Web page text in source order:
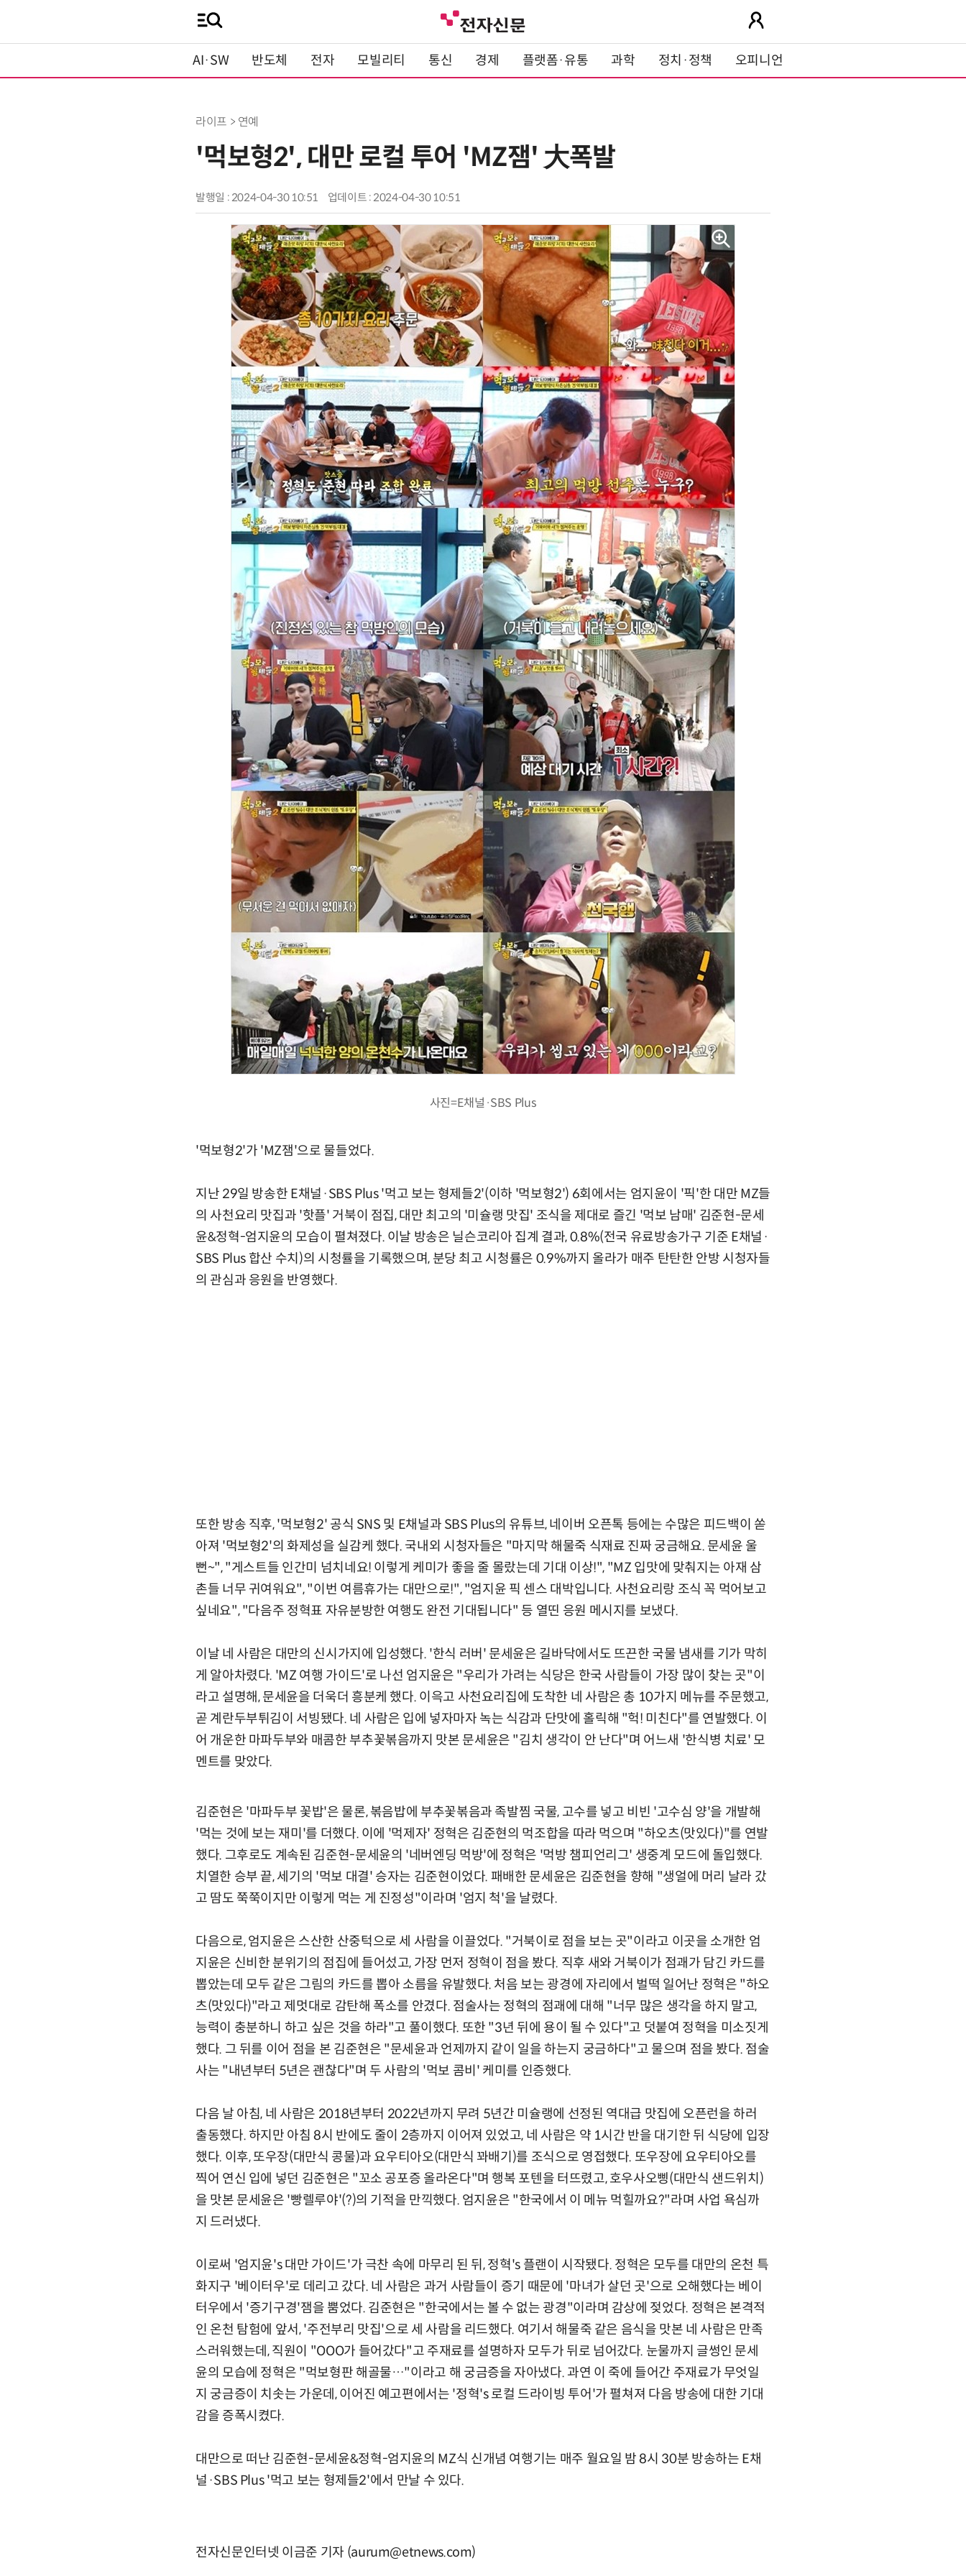
AI·SW 반도체 전자 모빌리티 통신 경제 플랫폼·유통 과학 정치·정책 오피니언
라이프 > 연예
'먹보형2', 대만 로컬 투어 'MZ잼' 大폭발
발행일 : 2024-04-30 10:51 업데이트 : 2024-04-30 10:51
사진=E채널·SBS Plus
'먹보형2'가 'MZ잼'으로 물들었다.
지난 29일 방송한 E채널·SBS Plus '먹고 보는 형제들2'(이하 '먹보형2') 6회에서는 엄지윤이 '픽'한 대만 MZ들
의 사천요리 맛집과 '핫플' 거북이 점집, 대만 최고의 '미슐랭 맛집' 조식을 제대로 즐긴 '먹보 남매' 김준현-문세
윤&정혁-엄지윤의 모습이 펼쳐졌다. 이날 방송은 닐슨코리아 집계 결과, 0.8%(전국 유료방송가구 기준 E채널·
SBS Plus 합산 수치)의 시청률을 기록했으며, 분당 최고 시청률은 0.9%까지 올라가 매주 탄탄한 안방 시청자들
의 관심과 응원을 반영했다.
또한 방송 직후, '먹보형2' 공식 SNS 및 E채널과 SBS Plus의 유튜브, 네이버 오픈톡 등에는 수많은 피드백이 쏟
아져 '먹보형2'의 화제성을 실감케 했다. 국내외 시청자들은 "마지막 해물죽 식재료 진짜 궁금해요. 문세윤 울
뻔~", "게스트들 인간미 넘치네요! 이렇게 케미가 좋을 줄 몰랐는데 기대 이상!", "MZ 입맛에 맞춰지는 아재 삼
촌들 너무 귀여워요", "이번 여름휴가는 대만으로!", "엄지윤 픽 센스 대박입니다. 사천요리랑 조식 꼭 먹어보고
싶네요", "다음주 정혁표 자유분방한 여행도 완전 기대됩니다" 등 열띤 응원 메시지를 보냈다.
이날 네 사람은 대만의 신시가지에 입성했다. '한식 러버' 문세윤은 길바닥에서도 뜨끈한 국물 냄새를 기가 막히
게 알아차렸다. 'MZ 여행 가이드'로 나선 엄지윤은 "우리가 가려는 식당은 한국 사람들이 가장 많이 찾는 곳"이
라고 설명해, 문세윤을 더욱더 흥분케 했다. 이윽고 사천요리집에 도착한 네 사람은 총 10가지 메뉴를 주문했고,
곧 계란두부튀김이 서빙됐다. 네 사람은 입에 넣자마자 녹는 식감과 단맛에 홀릭해 "헉! 미친다"를 연발했다. 이
어 개운한 마파두부와 매콤한 부추꽃볶음까지 맛본 문세윤은 "김치 생각이 안 난다"며 어느새 '한식병 치료' 모
멘트를 맞았다.
김준현은 '마파두부 꽃밥'은 물론, 볶음밥에 부추꽃볶음과 족발찜 국물, 고수를 넣고 비빈 '고수심 양'을 개발해
'먹는 것에 보는 재미'를 더했다. 이에 '먹제자' 정혁은 김준현의 먹조합을 따라 먹으며 "하오츠(맛있다)"를 연발
했다. 그후로도 계속된 김준현-문세윤의 '네버엔딩 먹방'에 정혁은 '먹방 챔피언리그' 생중계 모드에 돌입했다.
치열한 승부 끝, 세기의 '먹보 대결' 승자는 김준현이었다. 패배한 문세윤은 김준현을 향해 "생얼에 머리 날라 갔
고 땀도 쭉쭉이지만 이렇게 먹는 게 진정성"이라며 '엄지 척'을 날렸다.
다음으로, 엄지윤은 스산한 산중턱으로 세 사람을 이끌었다. "거북이로 점을 보는 곳"이라고 이곳을 소개한 엄
지윤은 신비한 분위기의 점집에 들어섰고, 가장 먼저 정혁이 점을 봤다. 직후 새와 거북이가 점괘가 담긴 카드를
뽑았는데 모두 같은 그림의 카드를 뽑아 소름을 유발했다. 처음 보는 광경에 자리에서 벌떡 일어난 정혁은 "하오
츠(맛있다)"라고 제멋대로 감탄해 폭소를 안겼다. 점술사는 정혁의 점괘에 대해 "너무 많은 생각을 하지 말고,
능력이 충분하니 하고 싶은 것을 하라"고 풀이했다. 또한 "3년 뒤에 용이 될 수 있다"고 덧붙여 정혁을 미소짓게
했다. 그 뒤를 이어 점을 본 김준현은 "문세윤과 언제까지 같이 일을 하는지 궁금하다"고 물으며 점을 봤다. 점술
사는 "내년부터 5년은 괜찮다"며 두 사람의 '먹보 콤비' 케미를 인증했다.
다음 날 아침, 네 사람은 2018년부터 2022년까지 무려 5년간 미슐랭에 선정된 역대급 맛집에 오픈런을 하러
출동했다. 하지만 아침 8시 반에도 줄이 2층까지 이어져 있었고, 네 사람은 약 1시간 반을 대기한 뒤 식당에 입장
했다. 이후, 또우장(대만식 콩물)과 요우티아오(대만식 꽈배기)를 조식으로 영접했다. 또우장에 요우티아오를
찍어 연신 입에 넣던 김준현은 "꼬소 공포증 올라온다"며 행복 포텐을 터뜨렸고, 호우사오삥(대만식 샌드위치)
을 맛본 문세윤은 '빵렐루야'(?)의 기적을 만끽했다. 엄지윤은 "한국에서 이 메뉴 먹힐까요?"라며 사업 욕심까
지 드러냈다.
이로써 '엄지윤's 대만 가이드'가 극찬 속에 마무리 된 뒤, 정혁's 플랜이 시작됐다. 정혁은 모두를 대만의 온천 특
화지구 '베이터우'로 데리고 갔다. 네 사람은 과거 사람들이 증기 때문에 '마녀가 살던 곳'으로 오해했다는 베이
터우에서 '증기구경'잼을 뿜었다. 김준현은 "한국에서는 볼 수 없는 광경"이라며 감상에 젖었다. 정혁은 본격적
인 온천 탐험에 앞서, '주전부리 맛집'으로 세 사람을 리드했다. 여기서 해물죽 같은 음식을 맛본 네 사람은 만족
스러워했는데, 직원이 "OOO가 들어갔다"고 주재료를 설명하자 모두가 뒤로 넘어갔다. 눈물까지 글썽인 문세
윤의 모습에 정혁은 "먹보형판 해골물…"이라고 해 궁금증을 자아냈다. 과연 이 죽에 들어간 주재료가 무엇일
지 궁금증이 치솟는 가운데, 이어진 예고편에서는 '정혁's 로컬 드라이빙 투어'가 펼쳐져 다음 방송에 대한 기대
감을 증폭시켰다.
대만으로 떠난 김준현-문세윤&정혁-엄지윤의 MZ식 신개념 여행기는 매주 월요일 밤 8시 30분 방송하는 E채
널·SBS Plus '먹고 보는 형제들2'에서 만날 수 있다.
전자신문인터넷 이금준 기자 (aurum@etnews.com)